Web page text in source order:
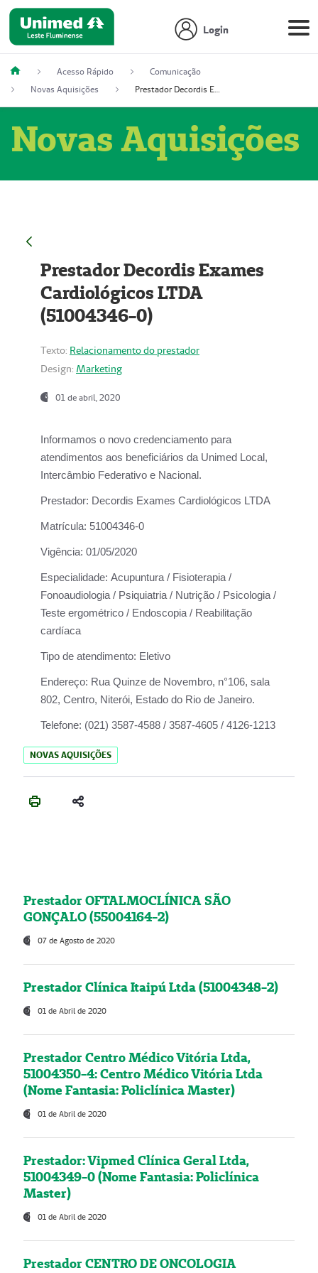
Login
Acesso Rápido
Comunicação
Novas Aquisições
Prestador Decordis Exames Cardiológicos LTDA (51004346-0)
Novas Aquisições
Prestador Decordis Exames
Cardiológicos LTDA
(51004346-0)
Texto: Relacionamento do prestador
Design: Marketing
01 de abril, 2020
Informamos o novo credenciamento para
atendimentos aos beneficiários da Unimed Local,
Intercâmbio Federativo e Nacional.
Prestador: Decordis Exames Cardiológicos LTDA
Matrícula: 51004346-0
Vigência: 01/05/2020
Especialidade: Acupuntura / Fisioterapia /
Fonoaudiologia / Psiquiatria / Nutrição / Psicologia /
Teste ergométrico / Endoscopia / Reabilitação
cardíaca
Tipo de atendimento: Eletivo
Endereço: Rua Quinze de Novembro, n°106, sala
802, Centro, Niterói, Estado do Rio de Janeiro.
Telefone: (021) 3587-4588 / 3587-4605 / 4126-1213
NOVAS AQUISIÇÕES
Prestador OFTALMOCLÍNICA SÃO
GONÇALO (55004164-2)
07 de Agosto de 2020
Prestador Clínica Itaipú Ltda (51004348-2)
01 de Abril de 2020
Prestador Centro Médico Vitória Ltda,
51004350-4: Centro Médico Vitória Ltda
(Nome Fantasia: Policlínica Master)
01 de Abril de 2020
Prestador: Vipmed Clínica Geral Ltda,
51004349-0 (Nome Fantasia: Policlínica
Master)
01 de Abril de 2020
Prestador CENTRO DE ONCOLOGIA